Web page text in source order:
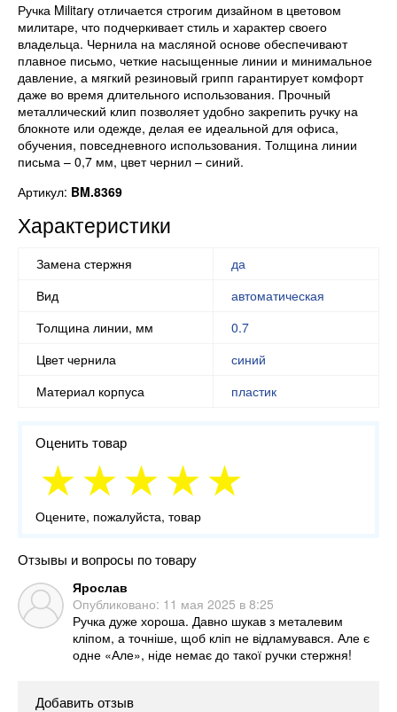
Ручка Military отличается строгим дизайном в цветовом
милитаре, что подчеркивает стиль и характер своего
владельца. Чернила на масляной основе обеспечивают
плавное письмо, четкие насыщенные линии и минимальное
давление, а мягкий резиновый грипп гарантирует комфорт
даже во время длительного использования. Прочный
металлический клип позволяет удобно закрепить ручку на
блокноте или одежде, делая ее идеальной для офиса,
обучения, повседневного использования. Толщина линии
письма – 0,7 мм, цвет чернил – синий.
Артикул: BM.8369
Характеристики
Замена стержня
да
Вид
автоматическая
Толщина линии, мм
0.7
Цвет чернила
синий
Материал корпуса
пластик
Оценить товар
Оцените, пожалуйста, товар
Отзывы и вопросы по товару
Ярослав
Опубликовано: 11 мая 2025 в 8:25
Ручка дуже хороша. Давно шукав з металевим
кліпом, а точніше, щоб кліп не відламувався. Але є
одне «Але», ніде немає до такої ручки стержня!
Добавить отзыв